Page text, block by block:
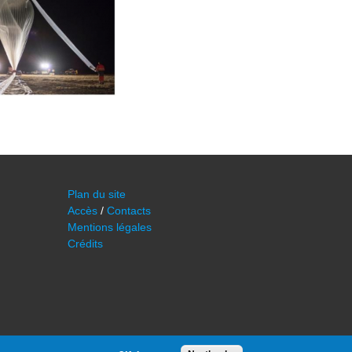
Plan du site
Accès / Contacts
Mentions légales
Crédits